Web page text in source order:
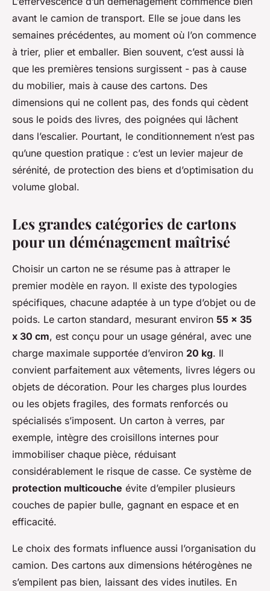
déménagement au meilleur
prix
Orion•10/03/2026 10:21•9 min de lecture
avant le camion de transport. Elle se joue dans les
semaines précédentes, au moment où l’on commence
à trier, plier et emballer. Bien souvent, c’est aussi là
que les premières tensions surgissent - pas à cause
du mobilier, mais à cause des cartons. Des
dimensions qui ne collent pas, des fonds qui cèdent
sous le poids des livres, des poignées qui lâchent
dans l’escalier. Pourtant, le conditionnement n’est pas
qu’une question pratique : c’est un levier majeur de
sérénité, de protection des biens et d’optimisation du
volume global.
Les grandes catégories de cartons
pour un déménagement maîtrisé
Choisir un carton ne se résume pas à attraper le
premier modèle en rayon. Il existe des typologies
spécifiques, chacune adaptée à un type d’objet ou de
poids. Le carton standard, mesurant environ 55 x 35
x 30 cm, est conçu pour un usage général, avec une
charge maximale supportée d’environ 20 kg. Il
convient parfaitement aux vêtements, livres légers ou
objets de décoration. Pour les charges plus lourdes
ou les objets fragiles, des formats renforcés ou
spécialisés s’imposent. Un carton à verres, par
exemple, intègre des croisillons internes pour
immobiliser chaque pièce, réduisant
considérablement le risque de casse. Ce système de
protection multicouche évite d’empiler plusieurs
couches de papier bulle, gagnant en espace et en
efficacité.
Le choix des formats influence aussi l’organisation du
camion. Des cartons aux dimensions hétérogènes ne
s’empilent pas bien, laissant des vides inutiles. En